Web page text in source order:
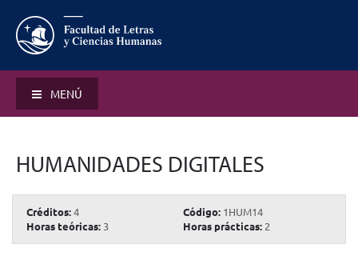
MENÚ
HUMANIDADES DIGITALES
Créditos:4 Código: 1HUM14
Horas teóricas: 3 Horas prácticas: 2